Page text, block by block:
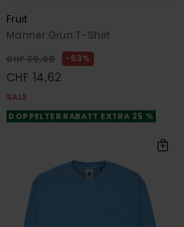
Fruit
Männer Grün T-Shirt
CHF 39,00 63%
CHF 14,62
SALE
DOPPELTER RABATT EXTRA 25 %